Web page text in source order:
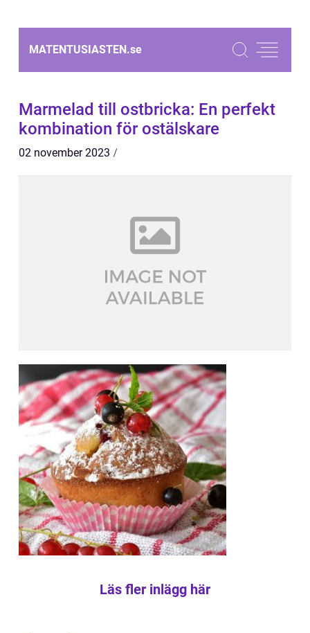
MATENTUSIASTEN.se
Marmelad till ostbricka: En perfekt
kombination för ostälskare
02 november 2023
Läs fler inlägg här